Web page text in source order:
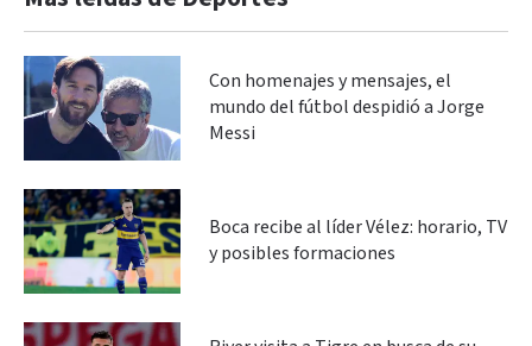
Con homenajes y mensajes, el
mundo del fútbol despidió a Jorge
Messi
Boca recibe al líder Vélez: horario, TV
y posibles formaciones